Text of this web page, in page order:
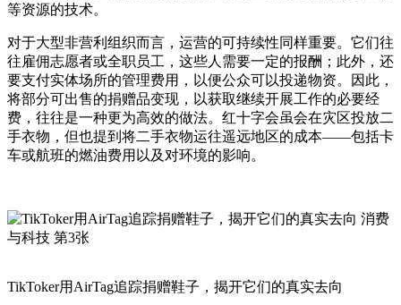
等资源的技术。
对于大型非营利组织而言，运营的可持续性同样重要。它们往
往雇佣志愿者或全职员工，这些人需要一定的报酬；此外，还
要支付实体场所的管理费用，以便公众可以投递物资。因此，
将部分可出售的捐赠品变现，以获取继续开展工作的必要经
费，往往是一种更为高效的做法。红十字会虽会在灾区投放二
手衣物，但也提到将二手衣物运往遥远地区的成本——包括卡
车或航班的燃油费用以及对环境的影响。
TikToker用AirTag追踪捐赠鞋子，揭开它们的真实去向